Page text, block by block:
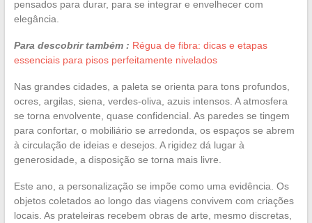
pensados para durar, para se integrar e envelhecer com
elegância.
Para descobrir também : Régua de fibra: dicas e etapas
essenciais para pisos perfeitamente nivelados
Nas grandes cidades, a paleta se orienta para tons profundos,
ocres, argilas, siena, verdes-oliva, azuis intensos. A atmosfera
se torna envolvente, quase confidencial. As paredes se tingem
para confortar, o mobiliário se arredonda, os espaços se abrem
à circulação de ideias e desejos. A rigidez dá lugar à
generosidade, a disposição se torna mais livre.
Este ano, a personalização se impõe como uma evidência. Os
objetos coletados ao longo das viagens convivem com criações
locais. As prateleiras recebem obras de arte, mesmo discretas,